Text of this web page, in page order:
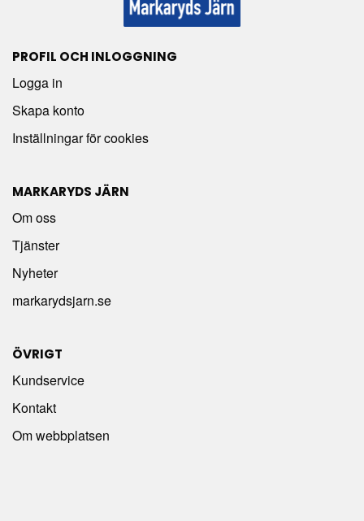
PROFIL OCH INLOGGNING
Logga in
Skapa konto
Inställningar för cookies
MARKARYDS JÄRN
Om oss
Tjänster
Nyheter
markarydsjarn.se
ÖVRIGT
Kundservice
Kontakt
Om webbplatsen